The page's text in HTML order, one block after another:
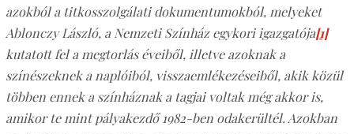
azokból a titkosszolgálati dokumentumokból, melyeket
Ablonczy László, a Nemzeti Színház egykori igazgatója[1]
kutatott fel a megtorlás éveiből, illetve azoknak a
színészeknek a naplóiból, visszaemlékezéseiből, akik közül
többen ennek a színháznak a tagjai voltak még akkor is,
amikor te mint pályakezdő 1982-ben odakerültél. Azokban